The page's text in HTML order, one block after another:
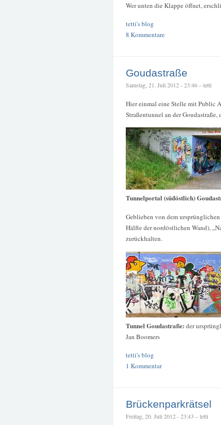
Wer unten die Klappe öffnet,
tetti's blog
8 Kommentare
Goudastraße
Samstag, 21. Juli 2012 - 23:46 – tetti
Hier einmal eine Stelle mit Public
Straßentunnel an der
Tunnelportal (südöstlich)
Geblieben von dem
Hälfte der nordöstlichen Wand),
zurückhalten.
Tunnel Goudastraße: der
Jan Boomers
tetti's blog
1 Kommentar
Brückenparkrätsel
Freitag, 20. Juli 2012 - 23:43 – tetti